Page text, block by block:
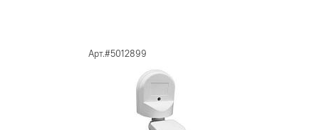
Арт.#5012899